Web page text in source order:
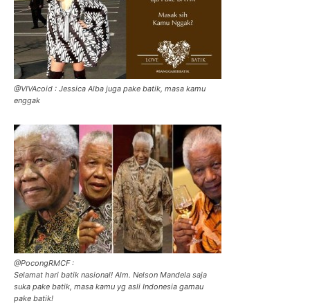
@VIVAcoid : Jessica Alba juga pake batik, masa kamu
enggak
@PocongRMCF :
Selamat hari batik nasional! Alm. Nelson Mandela saja
suka pake batik, masa kamu yg asli Indonesia gamau
pake batik!